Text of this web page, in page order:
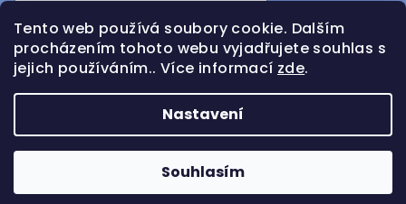
Tento web používá soubory cookie. Dalším
procházením tohoto webu vyjadřujete souhlas s
jejich používáním.. Více informací zde.
Nastavení
Souhlasím
Přihlásit se
Nová registraceZapomenuté heslo
Vytvořil Shoptet